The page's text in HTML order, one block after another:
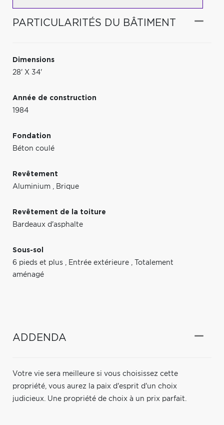
PARTICULARITÉS DU BÂTIMENT
Dimensions
28' X 34'
Année de construction
1984
Fondation
Béton coulé
Revêtement
Aluminium , Brique
Revêtement de la toiture
Bardeaux d'asphalte
Sous-sol
6 pieds et plus , Entrée extérieure ,
Totalement
aménagé
ADDENDA
Votre vie sera meilleure si vous choisissez cette
propriété, vous aurez la paix d'esprit d'un choix
judicieux. Une propriété de choix à un prix parfait.